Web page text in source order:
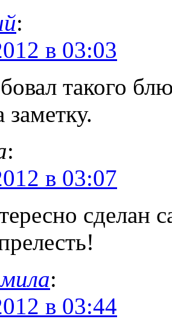
:
в 03:03
такого
заметку.
:
в 03:07
сделан
:
в 03:44